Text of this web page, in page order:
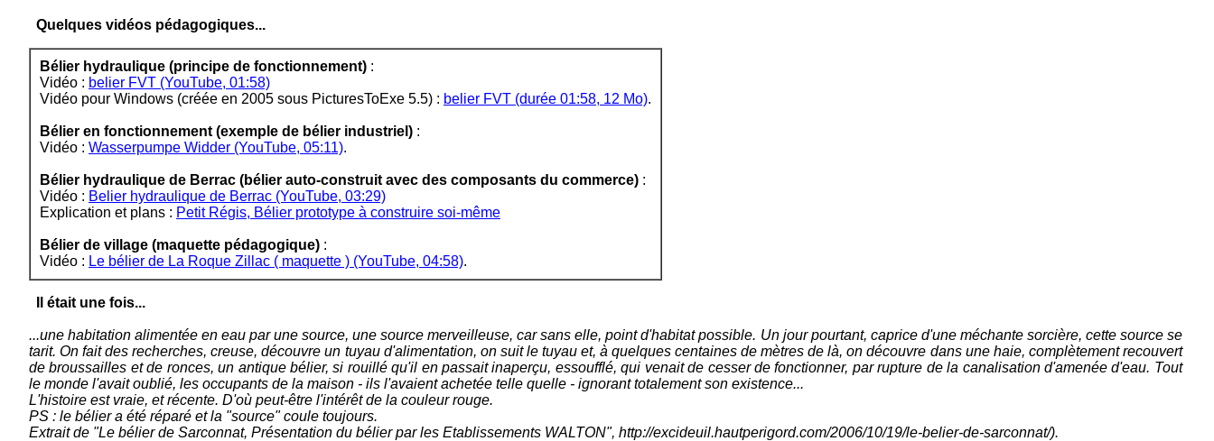
Quelques vidéos pédagogiques...
Bélier hydraulique (principe de fonctionnement) :
Vidéo : belier FVT (YouTube, 01:58)
Vidéo pour Windows (créée en 2005 sous PicturesToExe 5.5) : belier FVT (durée 01:58, 12 Mo).
Bélier en fonctionnement (exemple de bélier industriel) :
Vidéo : Wasserpumpe Widder (YouTube, 05:11).
Bélier hydraulique de Berrac (bélier auto-construit avec des composants du commerce) :
Vidéo : Belier hydraulique de Berrac (YouTube, 03:29)
Explication et plans : Petit Régis, Bélier prototype à construire soi-même
Bélier de village (maquette pédagogique) :
Vidéo : Le bélier de La Roque Zillac ( maquette ) (YouTube, 04:58).
Il était une fois...
...une habitation alimentée en eau par une source, une source merveilleuse, car sans elle, point d'habitat possible. Un jour pourtant, caprice d'une méchante sorcière, cette source se
tarit. On fait des recherches, creuse, découvre un tuyau d'alimentation, on suit le tuyau et, à quelques centaines de mètres de là, on découvre dans une haie, complètement recouvert
de broussailles et de ronces, un antique bélier, si rouillé qu'il en passait inaperçu, essoufflé, qui venait de cesser de fonctionner, par rupture de la canalisation d'amenée d'eau. Tout
le monde l'avait oublié, les occupants de la maison - ils l'avaient achetée telle quelle - ignorant totalement son existence...
L'histoire est vraie, et récente. D'où peut-être l'intérêt de la couleur rouge.
PS : le bélier a été réparé et la "source" coule toujours.
Extrait de "Le bélier de Sarconnat, Présentation du bélier par les Etablissements WALTON", http://excideuil.hautperigord.com/2006/10/19/le-belier-de-sarconnat/).